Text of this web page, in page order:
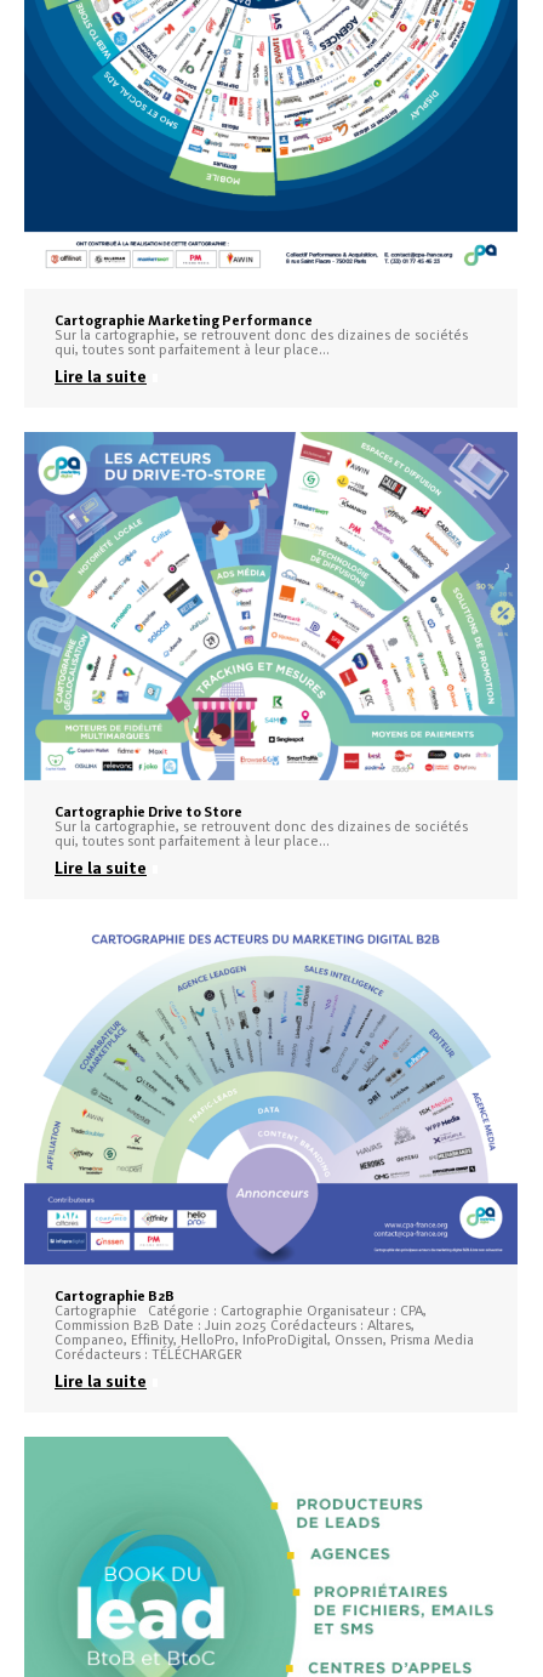
Cartographie Marketing Performance
Sur la cartographie, se retrouvent donc des dizaines de sociétés
qui, toutes sont parfaitement à leur place…
Lire la suite
Cartographie Drive to Store
Sur la cartographie, se retrouvent donc des dizaines de sociétés
qui, toutes sont parfaitement à leur place…
Lire la suite
Cartographie B2B
Cartographie Catégorie : Cartographie Organisateur : CPA,
Commission B2B Date : Juin 2025 Corédacteurs : Altares,
Companeo, Effinity, HelloPro, InfoProDigital, Onssen, Prisma Media
Corédacteurs : TÉLÉCHARGER
Lire la suite